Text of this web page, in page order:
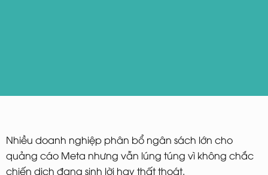
Nhiều doanh nghiệp phân bổ ngân sách lớn cho
quảng cáo Meta nhưng vẫn lúng túng vì không chắc
chiến dịch đang sinh lời hay thất thoát.